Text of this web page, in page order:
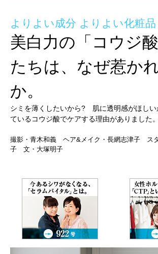
よりよい成分 よりよい化粧品
美白力の「コウジ
たちは、なぜ惹か
か。
シミを薄くしたいから? 肌に透明感がほし
ているコウジ酸でケアする理由がありました。
撮影・青木和義 ヘア&メイク・長網志津子 ス
子 文・大塚明子